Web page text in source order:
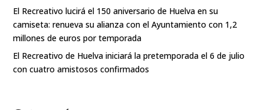
El Recreativo lucirá el 150 aniversario de Huelva en su
camiseta: renueva su alianza con el Ayuntamiento con 1,2
millones de euros por temporada
El Recreativo de Huelva iniciará la pretemporada el 6 de julio
con cuatro amistosos confirmados